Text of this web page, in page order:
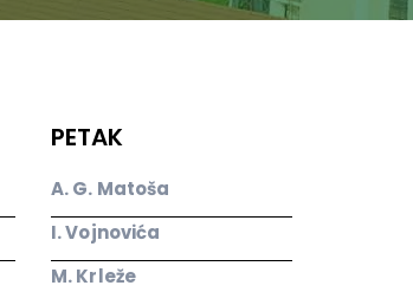
PETAK
A. G. Matoša
I. Vojnovića
M. Krleže